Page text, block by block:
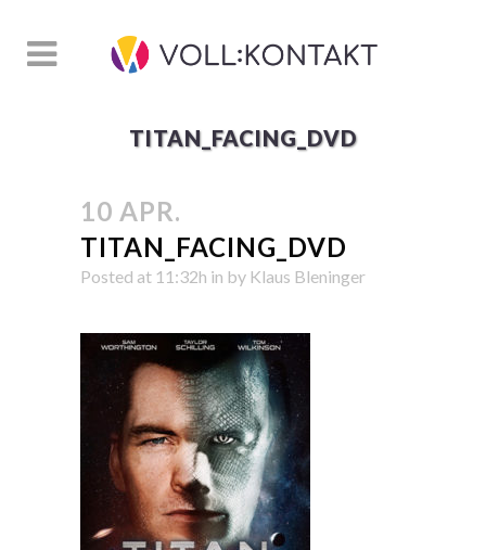
TITAN_FACING_DVD
10 APR.
TITAN_FACING_DVD
Posted at 11:32h in by Klaus Bleninger